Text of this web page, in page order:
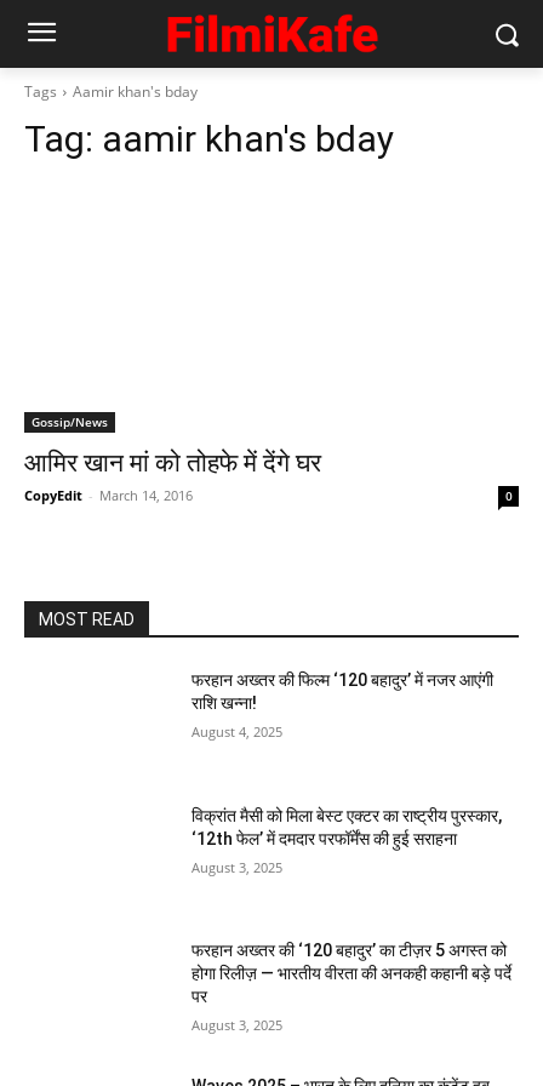
Tags Aamir khan's bday
Tag: aamir khan's bday
Gossip/News
आमिर खान मां को तोहफे में देंगे घर
CopyEdit - March 14, 2016 0
MOST READ
फरहान अख्तर की फिल्म ‘120 बहादुर’ में नजर आएंगी
राशि खन्ना!
August 4, 2025
विक्रांत मैसी को मिला बेस्ट एक्टर का राष्ट्रीय पुरस्कार,
‘12th फेल’ में दमदार परफॉर्मेंस की हुई सराहना
August 3, 2025
फरहान अख्तर की ‘120 बहादुर’ का टीज़र 5 अगस्त को
होगा रिलीज़ — भारतीय वीरता की अनकही कहानी बड़े पर्दे
पर
August 3, 2025